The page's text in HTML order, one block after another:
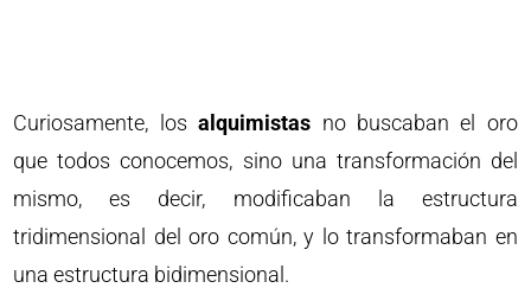
Curiosamente, losalquimistas no buscaban el oro
que todos conocemos, sino una transformación del
mismo, es decir, modificaban la estructura
tridimensional del oro común, y lo transformaban en
una estructura bidimensional.